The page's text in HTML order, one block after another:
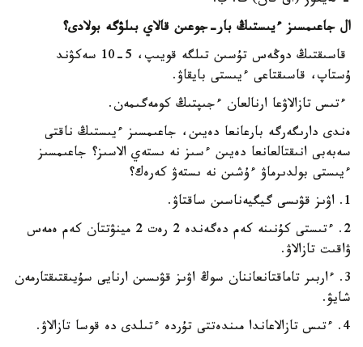
ال جاعىمسىز ءيىستىڭ بار-جوعىن قالاي بىلۋگە بولادى؟
قاسىقتىڭ دوڭەس تۇسىن تىلگە قويىپ، 5-10 سەكۋند
ۇستاپ، قاسىقتاعى ءيىستى بايقاۋ.
ءتىس تازالاۋعا ارنالعان ءجىپتىڭ كومەگىمەن.
ەندى دارىگەرگە بارعانعا دەيىن، جاعىمسىز ءيىستىڭ ناقتى
سەبەبى انىقتالعانعا دەيىن ءسىز نە ىستەي الاسىز؟ جاعىمسىز
ءيىستى بولدىرماۋ ءۇشىن نە ىستەۋ كەرەك؟
1. اۋىز قۋىسى گيگيەناسىن ساقتاۋ.
2. ءتىستى كۇنىنە كەم دەگەندە 2 رەت 2 مينۋتتان كەم ەمەس
ۋاقىت تازالاۋ.
3. ءاربىر تاماقتانعاننان سوڭ اۋىز قۋىسىن ارنايى سۇيىقتىقتارمەن
شايۋ.
4. ءتىس تازالاعاندا مىندەتتى تۇردە ءتىلدى دە قوسا تازالاۋ.